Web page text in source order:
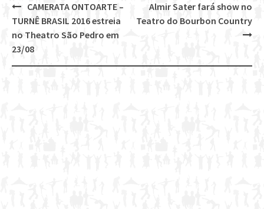
Post
navigation
Almir Sater fará show no
Teatro do Bourbon Country
CAMERATA ONTOARTE –
TURNÊ BRASIL 2016 estreia
no Theatro São Pedro em
23/08